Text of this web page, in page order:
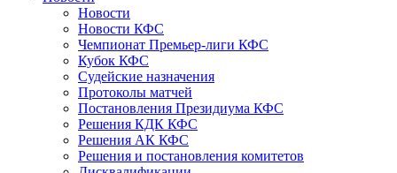
Новости
Новости КФС
Чемпионат Премьер-лиги КФС
Кубок КФС
Судейские назначения
Протоколы матчей
Постановления Президиума КФС
Решения КДК КФС
Решения АК КФС
Решения и постановления комитетов